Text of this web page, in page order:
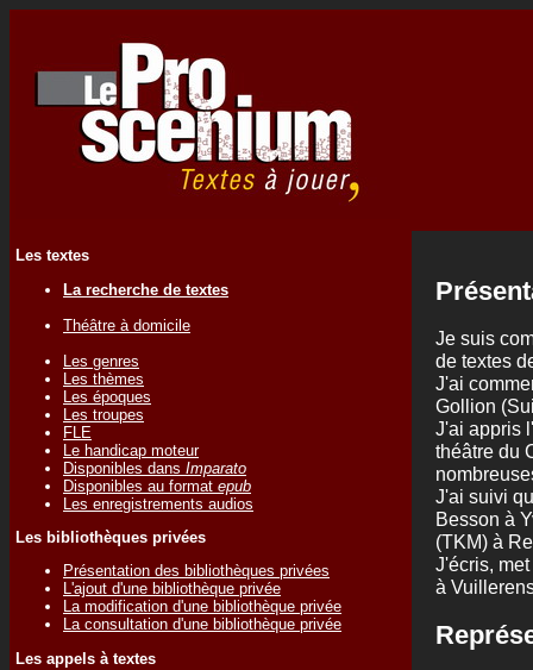
Les textes
La recherche de textes
Théâtre à domicile
Les genres
Les thèmes
Les époques
Les troupes
FLE
Le handicap moteur
Disponibles dans Imparato
Disponibles au format epub
Les enregistrements audios
Les bibliothèques privées
Présentation des bibliothèques privées
L'ajout d'une bibliothèque privée
La modification d'une bibliothèque privée
La consultation d'une bibliothèque privée
Les appels à textes
Je suis
de textes
J'ai
Gollion
J'ai appris
théâtre du
J'ai suivi
Besson à
(TKM) à
J'écris,
à